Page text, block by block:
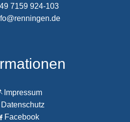
7159 924-103
Impressum
Datenschutz
Facebook